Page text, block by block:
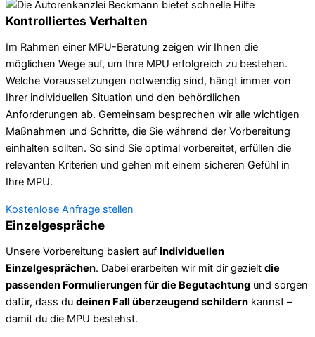
Kontrolliertes Verhalten
Im Rahmen einer MPU-Beratung zeigen wir Ihnen die
möglichen Wege auf, um Ihre MPU erfolgreich zu bestehen.
Welche Voraussetzungen notwendig sind, hängt immer von
Ihrer individuellen Situation und den behördlichen
Anforderungen ab. Gemeinsam besprechen wir alle wichtigen
Maßnahmen und Schritte, die Sie während der Vorbereitung
einhalten sollten. So sind Sie optimal vorbereitet, erfüllen die
relevanten Kriterien und gehen mit einem sicheren Gefühl in
Ihre MPU.
Kostenlose Anfrage stellen
Einzelgespräche
Unsere Vorbereitung basiert auf individuellen
Einzelgesprächen. Dabei erarbeiten wir mit dir gezielt die
passenden Formulierungen für die Begutachtung und sorgen
dafür, dass du deinen Fall überzeugend schildern kannst –
damit du die MPU bestehst.